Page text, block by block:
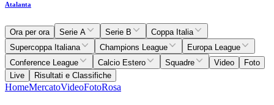
Atalanta
Ora per ora Serie A Serie B
Coppa Italia
Supercoppa Italiana
Champions League
Europa League
Conference League
Calcio Estero Squadre Video
Foto
Live
Risultati e Classifiche
HomeMercatoVideoFotoRosa